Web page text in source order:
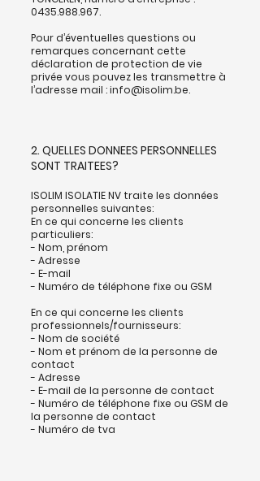
0435.988.967.
Pour d’éventuelles questions ou
remarques concernant cette
déclaration de protection de vie
privée vous pouvez les transmettre à
l’adresse mail :info@isolim.be.
2. QUELLES DONNEES PERSONNELLES
SONT TRAITEES?
ISOLIM ISOLATIE NV traite les données
personnelles suivantes:
En ce qui concerne les clients
particuliers:
- Nom, prénom
- Adresse
- E-mail
- Numéro de téléphone fixe ou GSM
En ce qui concerne les clients
professionnels/fournisseurs:
- Nom de société
- Nom et prénom de la personne de
contact
- Adresse
- E-mail de la personne de contact
- Numéro de téléphone fixe ou GSM de
la personne de contact
- Numéro de tva